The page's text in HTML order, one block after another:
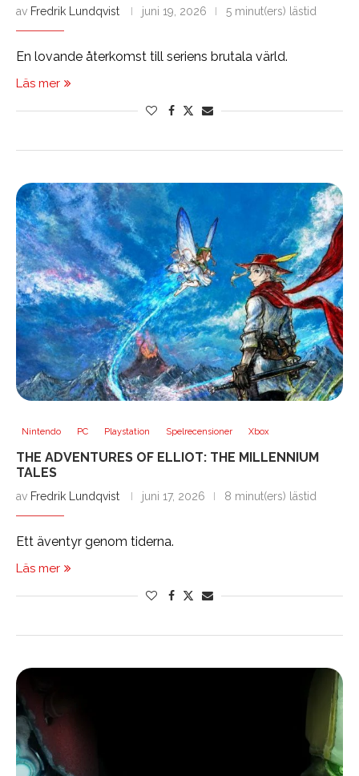
av Fredrik Lundqvist juni 19, 2026 5 minut(ers) lästid
En lovande återkomst till seriens brutala värld.
Läs mer
Nintendo PC Playstation Spelrecensioner Xbox
THE ADVENTURES OF ELLIOT: THE MILLENNIUM
TALES
av Fredrik Lundqvist juni 17, 2026 8 minut(ers) lästid
Ett äventyr genom tiderna.
Läs mer